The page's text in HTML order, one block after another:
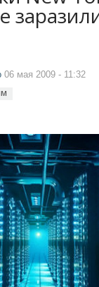
06 мая 2009 - 11:32